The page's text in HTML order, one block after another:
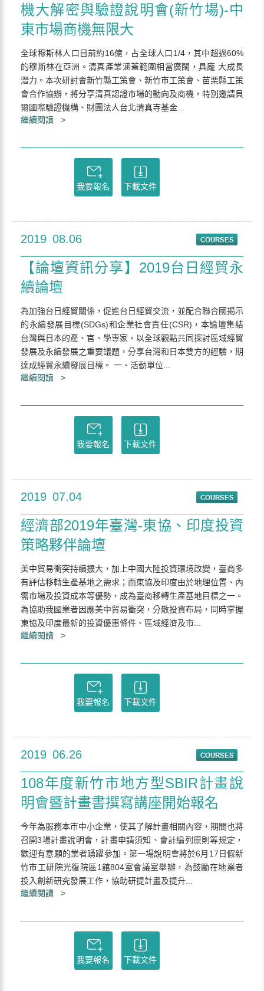
機大解密與驗證說明會(新竹場)-中
東市場商機無限大
全球穆斯林人口目前約16億，占全球人口1/4，其中超過60%
的穆斯林在亞洲。清真產業涵蓋範圍相當廣闊，具龐 大成長
潛力。本次研討會新竹縣工策會、新竹市工策會、苗栗縣工策
會合作協辦，將分享清真認證市場的動向及商機，特別邀請貝
爾國際驗證機構、財團法人台北清真寺基金...
繼續閱讀 >
我要報名 下載文件
2019 08.06
【論壇資訊分享】2019台日經貿永
續論壇
為加強台日經貿關係，促進台日經貿交流，並配合聯合國揭示
的永續發展目標(SDGs)和企業社會責任(CSR)，本論壇集結
台灣與日本的產、官、學專家，以全球觀點共同探討區域經貿
發展及永續發展之重要議題，分享台灣和日本雙方的經驗，期
達成經貿永續發展目標。 一、活動單位...
繼續閱讀 >
我要報名 下載文件
2019 07.04
經濟部2019年臺灣-東協、印度投資
策略夥伴論壇
美中貿易衝突持續擴大，加上中國大陸投資環境改變，臺商多
有評估移轉生產基地之需求；而東協及印度由於地理位置、內
需市場及投資成本等優勢，成為臺商移轉生產基地目標之一。
為協助我國業者因應美中貿易衝突，分散投資布局，同時掌握
東協及印度最新的投資優惠條件、區域經濟及市...
繼續閱讀 >
我要報名 下載文件
2019 06.26
108年度新竹市地方型SBIR計畫說
明會暨計畫書撰寫講座開始報名
今年為服務本市中小企業，使其了解計畫相關內容，期間也將
召開3場計畫說明會，計畫申請須知、會計編列原則等規定，
歡迎有意願的業者踴躍參加。第一場說明會將於6月17日假新
竹市工研院光復院區1館804室會議室舉辦，為鼓勵在地業者
投入創新研究發展工作，協助研提計畫及提升...
繼續閱讀 >
我要報名 下載文件